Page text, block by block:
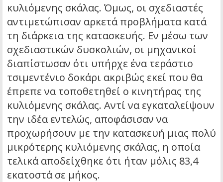
κυλιόμενης σκάλας. Όμως, οι σχεδιαστές
αντιμετώπισαν αρκετά προβλήματα κατά
τη διάρκεια της κατασκευής. Εν μέσω των
σχεδιαστικών δυσκολιών, οι μηχανικοί
διαπίστωσαν ότι υπήρχε ένα τεράστιο
τσιμεντένιο δοκάρι ακριβώς εκεί που θα
έπρεπε να τοποθετηθεί ο κινητήρας της
κυλιόμενης σκάλας. Αντί να εγκαταλείψουν
την ιδέα εντελώς, αποφάσισαν να
προχωρήσουν με την κατασκευή μιας πολύ
μικρότερης κυλιόμενης σκάλας, η οποία
τελικά αποδείχθηκε ότι ήταν μόλις 83,4
εκατοστά σε μήκος.